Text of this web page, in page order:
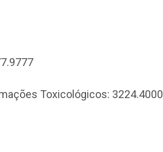
Toxicológicos: 3224.4000